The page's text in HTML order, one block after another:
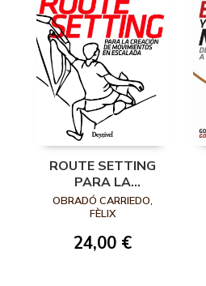
ROUTE SETTING
PARA LA
CREACIÓN DE
MOVIMIENTOS EN
OBRADÓ CARRIEDO,
FÈLIX
24,00 €